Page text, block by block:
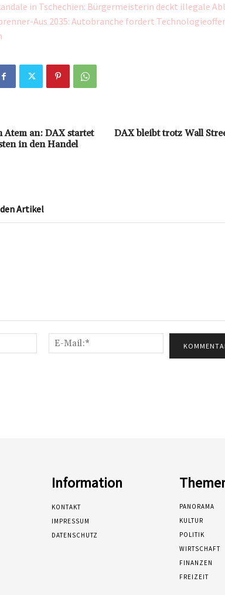
in Tschechien: Bürgermeisterin deckt illegale
Aus 2035: Autobranche fordert
Atem an: DAX startet
in den Handel
DAX bleibt trotz Wall
Artikel
Name:*
Mail:*
Information
KONTAKT
IMPRESSUM
DATENSCHUTZ
PANORAMA
KULTUR
POLITIK
WIRTSCHAFT
FINANZEN
FREIZEIT